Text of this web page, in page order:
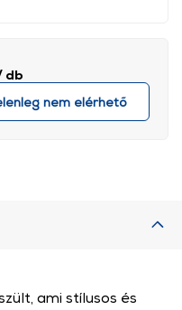
db
nem elérhető
ami stílusos és